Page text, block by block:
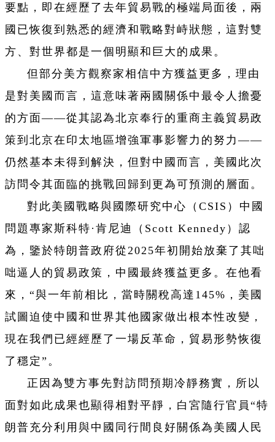
要點，即在經歷了去年貿易戰的極端局面後，兩
國已恢復到熟悉的經濟和戰略對峙狀態，這對雙
方、對世界都是一個明顯和巨大的成果。
但部分美方觀察家相信中方獲益更多，理由
是對美國而言，這意味著兩國關係中最令人擔憂
的方面——從其認為北京奉行的重商主義貿易政
策到北京在印太地區增強軍事影響力的努力——
仍然基本未得到解決，但對中國而言，美國此次
訪問令其面臨的挑戰回歸到更為可預測的層面。
對此美國戰略與國際研究中心（CSIS）中國
問題專家斯科特·肯尼迪（Scott Kennedy）認
為，鑒於特朗普政府從2025年初開始放棄了其咄
咄逼人的貿易政策，中國最終獲益更多。在他看
來，“與一年前相比，當時關稅高達145%，美國
試圖迫使中國和世界其他國家做出根本性改變，
現在我們已經經歷了一場反革命，貿易形勢恢復
了穩定”。
正因為雙方事先對訪問預期冷靜務實，所以
面對如此成果也顯得相對平靜，白宮隨行官員“特
朗普充分利用與中國同行間良好關係為美國人民